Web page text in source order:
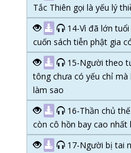
Tắc Thiên gọi là yếu lý
14-Vì đã lớn
cuốn sách tiễn phật gia
15-Người theo
tông chưa có yếu chỉ
làm sao
16-Thần chủ
còn cô hồn bay cao nhất
17-Người bị tai